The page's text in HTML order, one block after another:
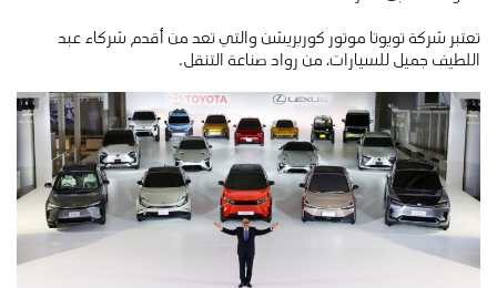
تعتبر شركة تويوتا موتور كوربريشن والتي تعد من أقدم شركاء عبد
اللطيف جميل للسيارات، من رواد صناعة التنقل.